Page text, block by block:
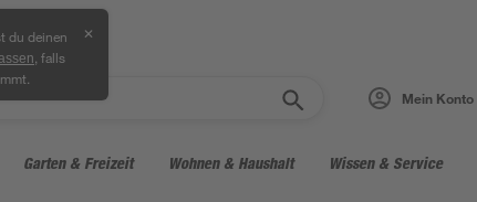
du deinen
, falls
✕
Mein Konto
Garten & Freizeit Wohnen & Haushalt Wissen & Service